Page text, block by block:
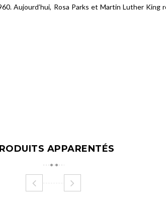
Aujourd’hui, Rosa Parks et Martin Luther
APPARENTÉS